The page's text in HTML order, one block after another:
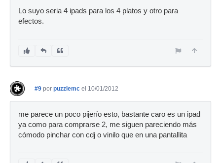
Lo suyo seria 4 ipads para los 4 platos y otro para
efectos.
#9 por puzzlemc el 10/01/2012
me parece un poco pijerío esto, bastante caro es un ipad
ya como para comprarse 2, me siguen pareciendo más
cómodo pinchar con cdj o vinilo que en una pantallita